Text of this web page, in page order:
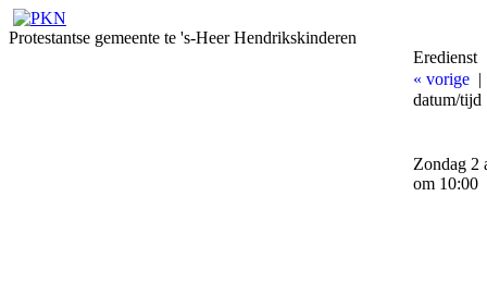
Protestantse gemeente te 's-Heer Hendrikskinderen
Eredienst
« vorige
datum/tijd
Zondag 2
om 10:00